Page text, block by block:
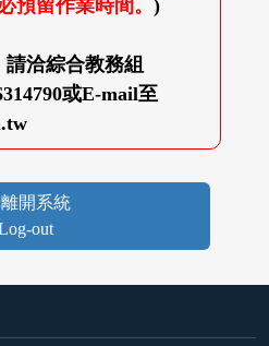
預留作業時間。 )
洽綜合教務組
或E-mail至
離開系統
out